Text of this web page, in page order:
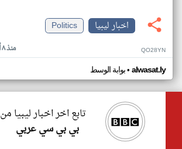
اخبار ليبيا
Politics
منذ ٨ أيام QO28YN
بوابة الوسط• alwasat.ly
تابع اخر اخبار ليبيا من
بي بي سي عربي